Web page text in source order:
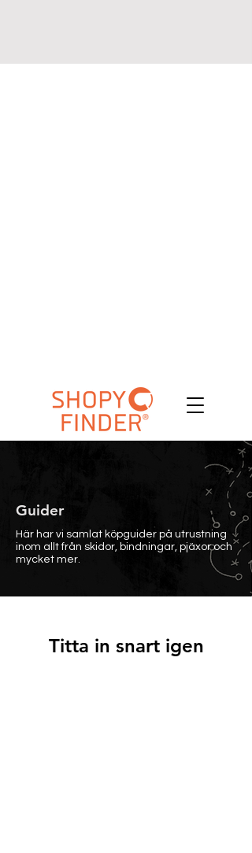
Guider
Här har vi samlat köpguider på utrustning
inom allt från skidor, bindningar, pjäxor och
mycket mer.
Titta in snart igen